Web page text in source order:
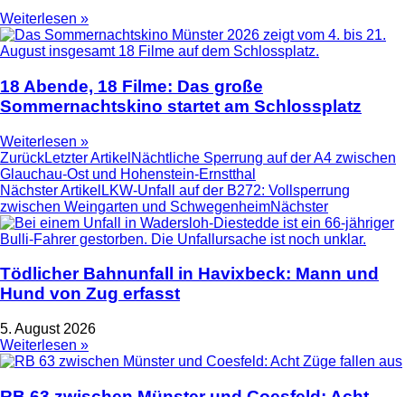
Weiterlesen »
18 Abende, 18 Filme: Das große
Sommernachtskino startet am Schlossplatz
Weiterlesen »
ZurückLetzter Artikel Nächtliche Sperrung auf der A4 zwischen
Glauchau-Ost und Hohenstein-Ernstthal
Nächster Artikel LKW-Unfall auf der B272: Vollsperrung
zwischen Weingarten und SchwegenheimNächster
Tödlicher Bahnunfall in Havixbeck: Mann und
Hund von Zug erfasst
5. August 2026
Weiterlesen »